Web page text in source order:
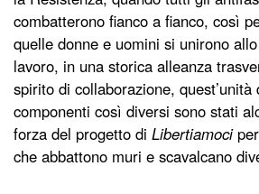
combatterono fianco a fianco, così
quelle donne e uomini si unirono
lavoro, in una storica alleanza
spirito di collaborazione,
componenti così diversi sono stati
forza del progetto di Libertiamoci
che abbattono muri e scavalcano